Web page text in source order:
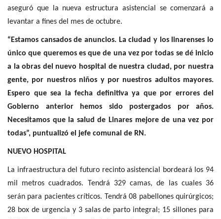
aseguró que la nueva estructura asistencial se comenzará a
levantar a fines del mes de octubre.
“Estamos cansados de anuncios. La ciudad y los linarenses lo
único que queremos es que de una vez por todas se dé inicio
a la obras del nuevo hospital de nuestra ciudad, por nuestra
gente, por nuestros niños y por nuestros adultos mayores.
Espero que sea la fecha definitiva ya que por errores del
Gobierno anterior hemos sido postergados por años.
Necesitamos que la salud de Linares mejore de una vez por
todas”, puntualizó el jefe comunal de RN.
NUEVO HOSPITAL
La infraestructura del futuro recinto asistencial bordeará los 94
mil metros cuadrados. Tendrá 329 camas, de las cuales 36
serán para pacientes críticos. Tendrá 08 pabellones quirúrgicos;
28 box de urgencia y 3 salas de parto integral; 15 sillones para